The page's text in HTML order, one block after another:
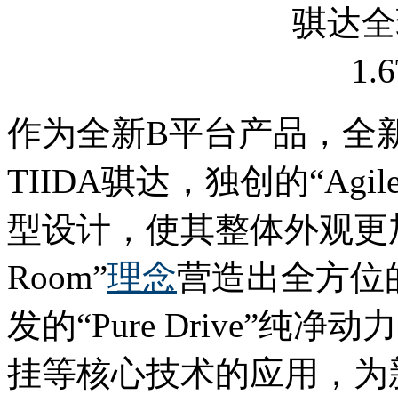
作为全新B平台产品，全
TIIDA骐达，独创的
型设计，使其整体外观
Room”理念营造出全方位
发的“Pure Drive”纯净动
挂等核心技术的应用，